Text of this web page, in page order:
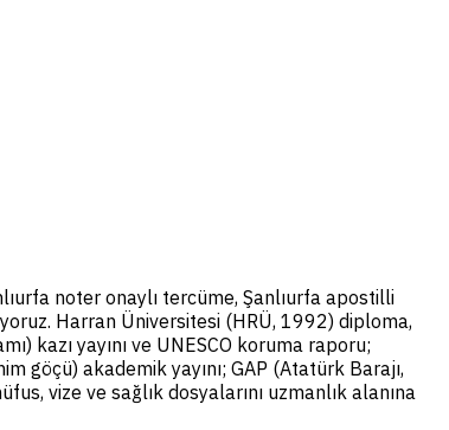
noter onaylı tercüme, Şanlıurfa apostilli
Harran Üniversitesi (HRÜ, 1992) diploma,
kazı yayını ve UNESCO koruma raporu;
göçü) akademik yayını; GAP (Atatürk Barajı,
vize ve sağlık dosyalarını uzmanlık alanına